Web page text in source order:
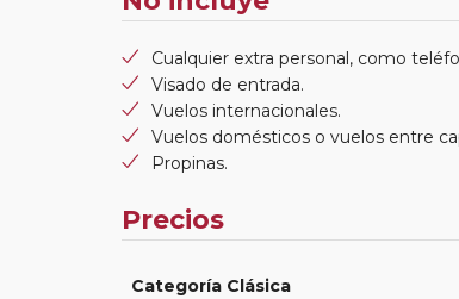
Cualquier extra personal, como
Visado de entrada.
Vuelos internacionales.
Vuelos domésticos o vuelos entre
Propinas.
Precios
Categoría Clásica